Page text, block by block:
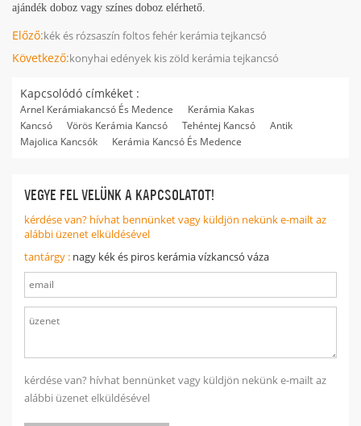
ajándék doboz vagy színes doboz elérhető.
Előző:kék és rózsaszín foltos fehér kerámia tejkancsó
Következő:konyhai edények kis zöld kerámia tejkancsó
Kapcsolódó címkéket :
Arnel Kerámiakancsó És Medence
Kerámia Kakas
Kancsó
Vörös Kerámia Kancsó Tehéntej Kancsó
Antik
Majolica Kancsók
Kerámia Kancsó És Medence
VEGYE FEL VELÜNK A KAPCSOLATOT!
kérdése van? hívhat bennünket vagy küldjön nekünk e-mailt az
alábbi üzenet elküldésével
tantárgy : nagy kék és piros kerámia vízkancsó váza
kérdése van? hívhat bennünket vagy küldjön nekünk e-mailt az
alábbi üzenet elküldésével